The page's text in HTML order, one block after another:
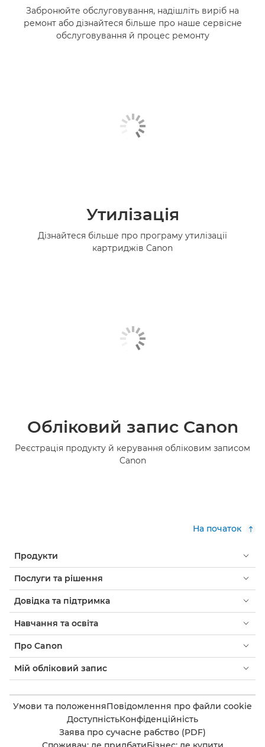
Забронюйте обслуговування, надішліть виріб на
ремонт або дізнайтеся більше про наше сервісне
обслуговування й процес ремонту
Утилізація
Дізнайтеся більше про програму утилізації
картриджів Canon
Обліковий запис Canon
Реєстрація продукту й керування обліковим записом
Canon
На початок
Продукти
Послуги та рішення
Довідка та підтримка
Навчання та освіта
Про Canon
Мій обліковий запис
Умови та положенняПовідомлення про файли cookie
ДоступністьКонфіденційність
Заява про сучасне рабство (PDF)